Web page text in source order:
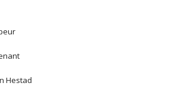
Hestad